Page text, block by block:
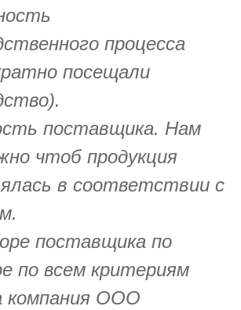
процесса
посещали
поставщика. Нам
чтоб продукция
в соответствии с
поставщика по
по всем критериям
компания ООО